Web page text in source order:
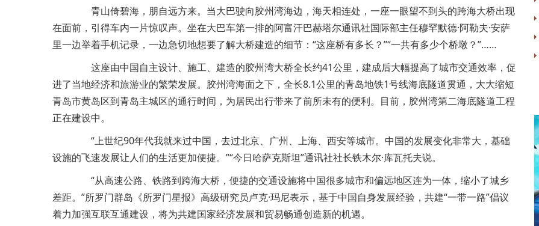
青山倚碧海，朋自远方来。当大巴驶向胶州湾海边，海天相连处，一座一眼望不到头的跨海大桥出现
在面前，引得车内一片惊叹声。坐在大巴车第一排的阿富汗巴赫塔尔通讯社国际部主任穆罕默德·阿勒夫·安萨
里一边举着手机记录，一边急切地想要了解大桥建造的细节：“这座桥有多长？”“一共有多少个桥墩？”……
这座由中国自主设计、施工、建造的胶州湾大桥全长约41公里，建成后大幅提高了城市交通效率，促
进了当地经济和旅游业的繁荣发展。胶州湾海面之下，全长8.1公里的青岛地铁1号线海底隧道贯通，大大缩短
青岛市黄岛区到青岛主城区的通行时间，为居民出行带来了前所未有的便利。目前，胶州湾第二海底隧道工程
正在建设中。
“上世纪90年代我就来过中国，去过北京、广州、上海、西安等城市。中国的发展变化非常大，基础
设施的飞速发展让人们的生活更加便捷。”“今日哈萨克斯坦”通讯社社长铁木尔·库瓦托夫说。
“从高速公路、铁路到跨海大桥，便捷的交通设施将中国很多城市和偏远地区连为一体，缩小了城乡
差距。”所罗门群岛《所罗门星报》高级研究员卢克·玛尼表示，基于中国自身发展经验，共建“一带一路”倡议
着力加强互联互通建设，将为共建国家经济发展和贸易畅通创造新的机遇。